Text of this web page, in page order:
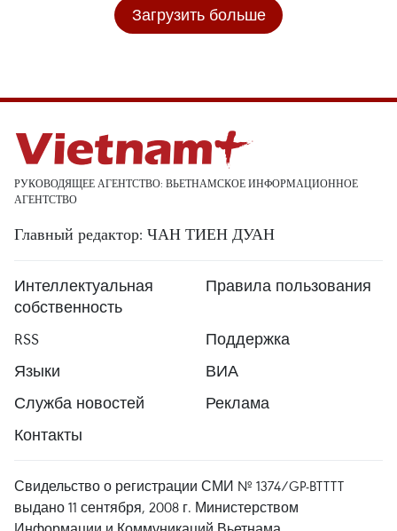
Загрузить больше
РУКОВОДЯЩЕЕ АГЕНТСТВО: ВЬЕТНАМСКОЕ ИНФОРМАЦИОННОЕ
АГЕНТСТВО
Главный редактор: ЧАН ТИЕН ДУАН
Интеллектуальная
собственность
Правила пользования
RSS
Поддержка
Языки
ВИА
Служба новостей
Реклама
Контакты
Свидельство о регистрации СМИ № 1374/GP-BTTTT
выдано 11 сентября, 2008 г. Министерством